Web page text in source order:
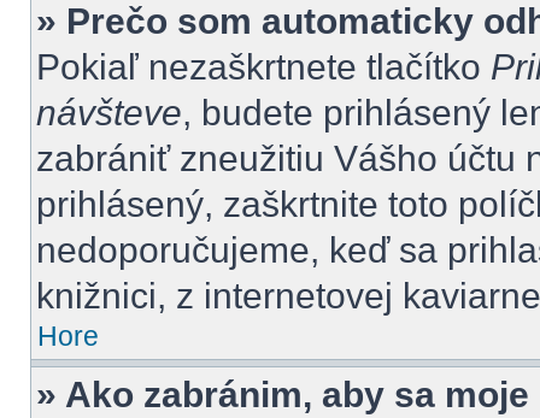
» Prečo som automaticky
Pokiaľ nezaškrtnete tlačítko
návšteve, budete prihlásený
zabrániť zneužitiu Vášho účtu
prihlásený, zaškrtnite toto
nedoporučujeme, keď sa
knižnici, z internetovej
Hore
» Ako zabránim, aby sa